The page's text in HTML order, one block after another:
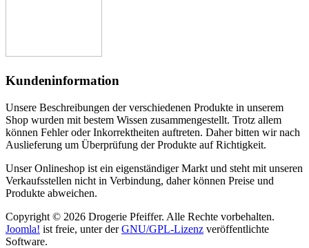
Kundeninformation
Unsere Beschreibungen der verschiedenen Produkte in unserem
Shop wurden mit bestem Wissen zusammengestellt. Trotz allem
können Fehler oder Inkorrektheiten auftreten. Daher bitten wir nach
Auslieferung um Überprüfung der Produkte auf Richtigkeit.
Unser Onlineshop ist ein eigenständiger Markt und steht mit unseren
Verkaufsstellen nicht in Verbindung, daher können Preise und
Produkte abweichen.
Copyright © 2026 Drogerie Pfeiffer. Alle Rechte vorbehalten.
Joomla! ist freie, unter derGNU/GPL-Lizenz veröffentlichte
Software.